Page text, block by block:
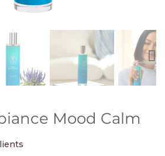
Next
Mood Calm